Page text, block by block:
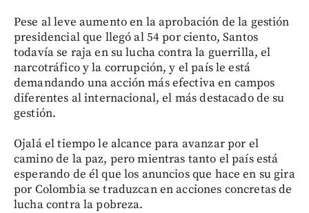
Pese al leve aumento en la aprobación de la gestión
presidencial que llegó al 54 por ciento, Santos
todavía se raja en su lucha contra la guerrilla, el
narcotráfico y la corrupción, y el país le está
demandando una acción más efectiva en campos
diferentes al internacional, el más destacado de su
gestión.
Ojalá el tiempo le alcance para avanzar por el
camino de la paz, pero mientras tanto el país está
esperando de él que los anuncios que hace en su gira
por Colombia se traduzcan en acciones concretas de
lucha contra la pobreza.